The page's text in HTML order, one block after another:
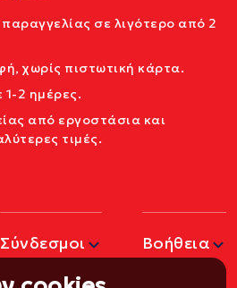
σε λιγότερο από 2
χωρίς πιστωτική κάρτα.
2 ημέρες.
από εργοστάσια και
τιμές.
Σύνδεσμοι Βοήθεια